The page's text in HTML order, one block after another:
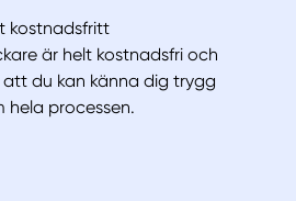
kostnadsfritt
är helt kostnadsfri och
du kan känna dig trygg
hela processen.